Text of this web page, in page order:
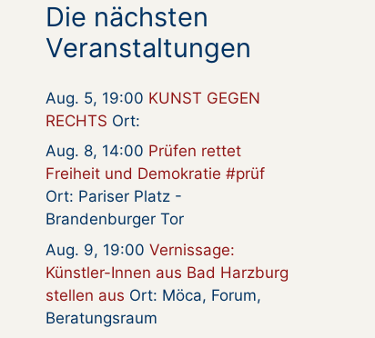
Die nächsten
Veranstaltungen
Aug. 5, 19:00 KUNST GEGEN
RECHTS Ort:
Aug. 8, 14:00 Prüfen rettet
Freiheit und Demokratie #prüf
Ort: Pariser Platz -
Brandenburger Tor
Aug. 9, 19:00 Vernissage:
Künstler-Innen aus Bad Harzburg
stellen aus Ort: Möca, Forum,
Beratungsraum